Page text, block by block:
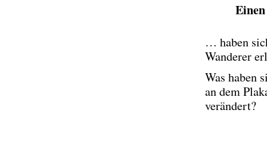
… haben
Wanderer
Was haben
an dem
verändert?